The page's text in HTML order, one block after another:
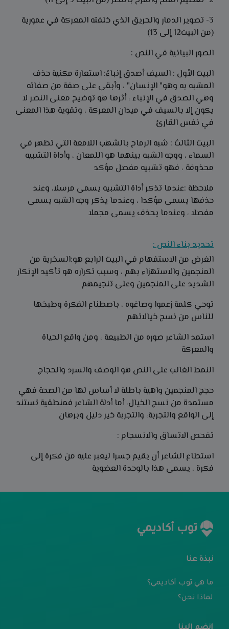
3- تصوير الدمار والحريق الذي خلفته المعركة في عمورية
(من البيت12 إلى 13)
الصور البيانية في النص :
البيت الأول : السيف أصدق إنباءً: استعارة مكنية حذف
المشبه به وهو" الإنسان" ، وأبقى على صفة من صفاته
وهي الصدق في الإنباء ، أثرها هو توضيح معنى النصر لا
يكون إلا بالسيف في ميدان المعركة ، وتقوية هذا المعنى
في نفس القارئ
البيت الثالث : شبه الرماح بالشهب اللامعة التي تظهر في
السماء ، ووجه الشبه بينهما هو اللمعان ، وأداة التشبيه
محذوفة ، فهو تشبيه مفصل مؤكد
ملاحظة :عندما تذكر أداة التشبيه يسمى مرسلا، وعند
حذفها يسمى مؤكدا ، وعندما يذكر وجه الشبه يسمى
مفصلا ، وعندما يحذف يسمى مجملا
تحديد بناء النص :
الغرض من الاستفهام في البيت الرابع هو:السخرية من
المنجمين والاستهزاء بهم ، وسبب تكراره هو تأكيد الإنكار
الشديد على المنجمين وعلى تنجيمهم
توحي كلمة زعموا وصاغوه ، باصطناع الفكرة وطبخها
للناس من نسج خيالاتهم
استمد الشاعر صوره من الطبيعة ، ومن واقع الحياة
والمعركة
النمط الغالب على النص هو الوصف والسرد والحجاج
حجج المنجمين واهية باطلة لا أساس لها من الصحة فهي
مستمدة من نسج الخيال، أما أدلة الشاعر فمنطقية تستند
إلى الواقع والتجربة، والتجربة خير دليل وبرهان
تفحص الاتساق والانسجام :
استطاع الشاعر أن يقيم جسرا ليعبر عليه من فكرة إلى
فكرة ، يسمى هذا بالوحدة العضوية
توب أكاديمي
نبذة عنا
ما هي توب أكاديمي؟
لماذا نحن؟